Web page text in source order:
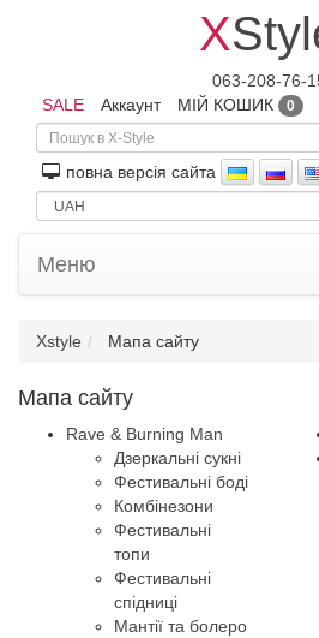
X
063-208-76-
SALE
Аккаунт МІЙ КОШИК 0
повна версiя сайта
Меню
Xstyle Мапа сайту
Мапа сайту
Rave & Burning Man
Дзеркальні сукні
Фестивальні боді
Комбінезони
Фестивальні
топи
Фестивальні
спідниці
Мантії та болеро